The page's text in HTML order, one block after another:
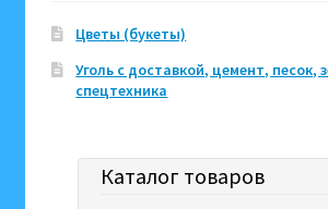
Цветы (букеты)
Уголь с доставкой, цемент, песок,
спецтехника
Каталог товаров